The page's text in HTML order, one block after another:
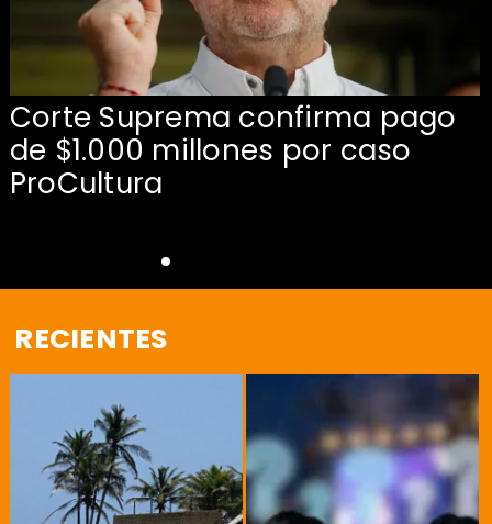
Corte Suprema confirma pago
de $1.000 millones por caso
ProCultura
RECIENTES